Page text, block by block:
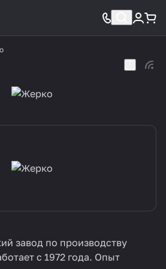
завод по производству
с 1972 года. Опыт